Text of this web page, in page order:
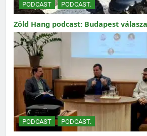
PODCAST PODCAST.
Zöld Hang podcast: Budapest
PODCAST PODCAST.